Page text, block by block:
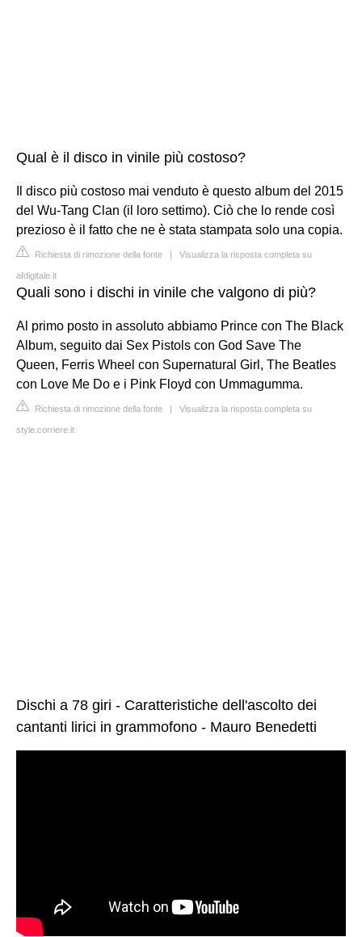
Qual è il disco in vinile più costoso?
Il disco più costoso mai venduto è questo album del 2015
del Wu-Tang Clan (il loro settimo). Ciò che lo rende così
prezioso è il fatto che ne è stata stampata solo una copia.
Richiesta di rimozione della fonte | Visualizza la risposta completa su
afdigitale.it
Quali sono i dischi in vinile che valgono di più?
Al primo posto in assoluto abbiamo Prince con The Black
Album, seguito dai Sex Pistols con God Save The
Queen, Ferris Wheel con Supernatural Girl, The Beatles
con Love Me Do e i Pink Floyd con Ummagumma.
Richiesta di rimozione della fonte | Visualizza la risposta completa su
style.corriere.it
Dischi a 78 giri - Caratteristiche dell'ascolto dei
cantanti lirici in grammofono - Mauro Benedetti